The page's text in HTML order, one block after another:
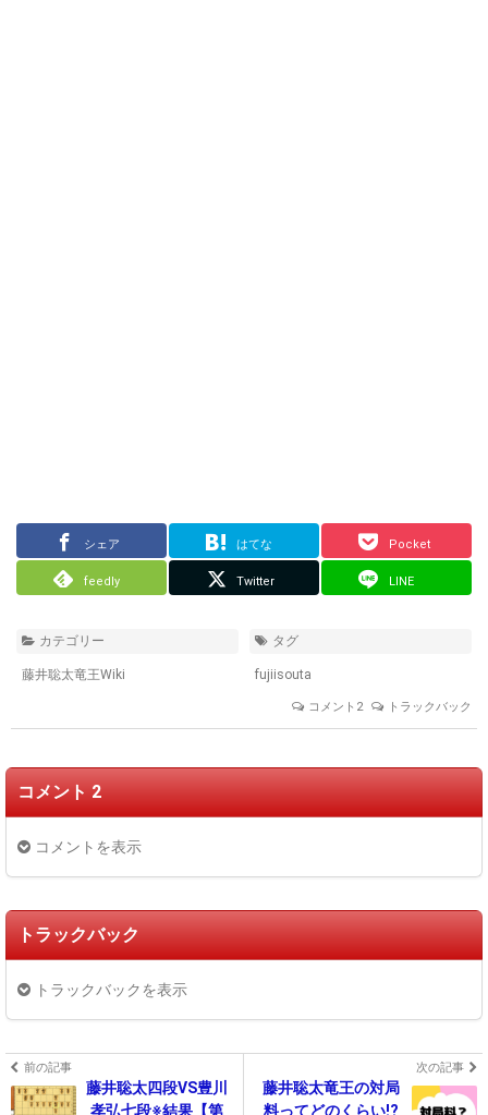
シェア はてな Pocket
feedly Twitter LINE
カテゴリー
藤井聡太竜王Wiki
タグ
fujiisouta
コメント2 トラックバック
コメント 2
コメントを表示
トラックバック
トラックバックを表示
前の記事
藤井聡太四段VS豊川
孝弘七段※結果【第
次の記事
藤井聡太竜王の対局
料ってどのくらい!?